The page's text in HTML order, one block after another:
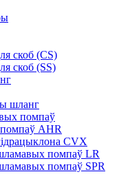
скоб (CS)
скоб (SS)
шланг
помпаў
AHR
CVX
помпаў LR
помпаў SPR